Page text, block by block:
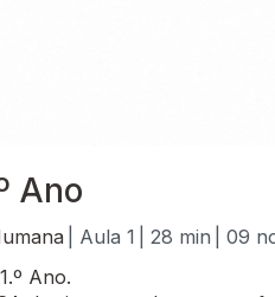
Ano
| Aula 1 | 28 min | 09
Ano.